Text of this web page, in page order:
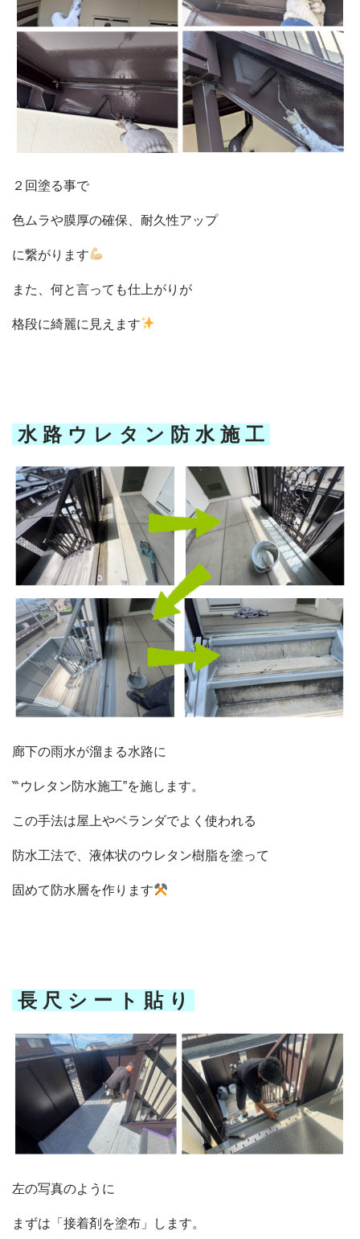
２回塗る事で
色ムラや膜厚の確保、耐久性アップ
に繋がります
また、何と言っても仕上がりが
格段に綺麗に見えます
水 路 ウ レ タ ン 防 水 施 工
廊下の雨水が溜まる水路に
‷ウレタン防水施工”を施します。
この手法は屋上やベランダでよく使われる
防水工法で、液体状のウレタン樹脂を塗って
固めて防水層を作ります
長 尺 シ ー ト 貼 り
左の写真のように
まずは「接着剤を塗布」します。